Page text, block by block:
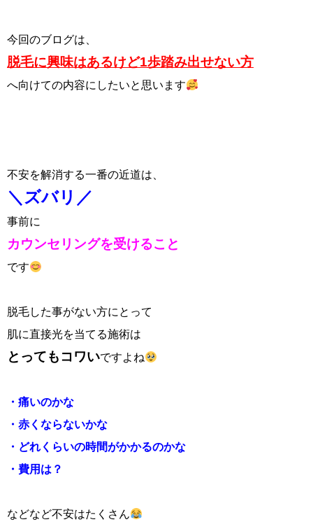
今回のブログは、
脱毛に興味はあるけど1歩踏み出せない方
へ向けての内容にしたいと思います
不安を解消する一番の近道は、
＼ズバリ／
事前に
カウンセリングを受けること
です
脱毛した事がない方にとって
肌に直接光を当てる施術は
とってもコワいですよね
・痛いのかな
・赤くならないかな
・どれくらいの時間がかかるのかな
・費用は？
などなど不安はたくさん